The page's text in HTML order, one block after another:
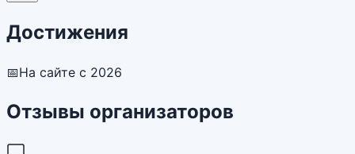
Достижения
📅На сайте с 2026
Отзывы организаторов